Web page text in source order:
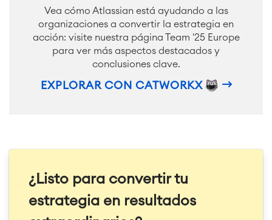
Vea cómo Atlassian está ayudando a las
organizaciones a convertir la estrategia en
acción: visite nuestra página Team '25 Europe
para ver más aspectos destacados y
conclusiones clave.
EXPLORAR CON CATWORKX
¿Listo para convertir tu
estrategia en resultados